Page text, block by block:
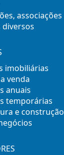
associações
diversos
imobiliárias
venda
anuais
temporárias
e construção